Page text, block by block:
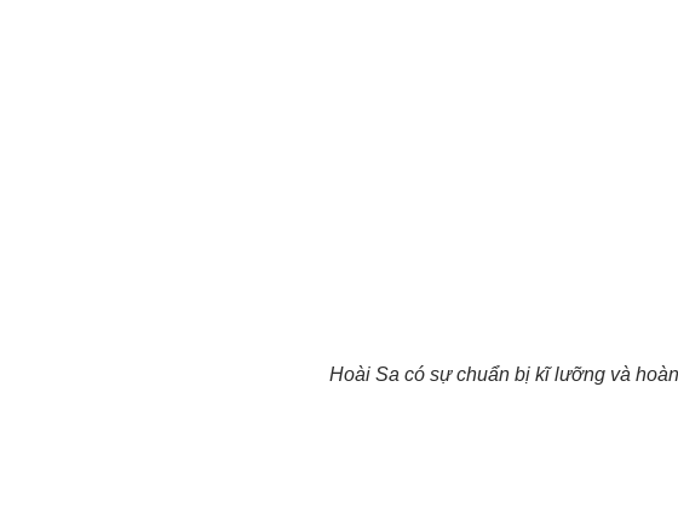
Hoài Sa có sự chuẩn bị kĩ lưỡng và